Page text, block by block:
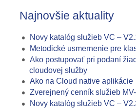
Najnovšie aktuality
Novy katalóg služieb VC –
Metodické usmernenie pre
Ako postupovať pri podaní
cloudovej služby
Ako na Cloud native aplikácie
Zverejnený cenník služieb
Novy katalóg služieb VC –